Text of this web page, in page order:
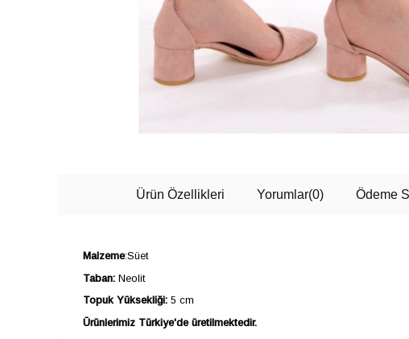
Ürün Özellikleri Yorumlar(0) Ödeme
Malzeme:Süet
Taban: Neolit
Topuk Yüksekliği: 5 cm
Ürünlerimiz Türkiye'de üretilmektedir.